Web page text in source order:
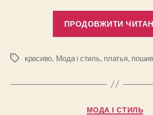
ПРОДОВЖИТИ
Позначки
красиво, Мода і стиль, платья,
Категорії
МОДА І СТИЛЬ